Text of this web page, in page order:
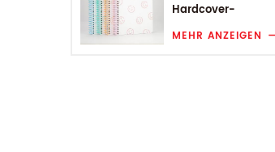
Hardcover-
MEHR ANZEIGEN